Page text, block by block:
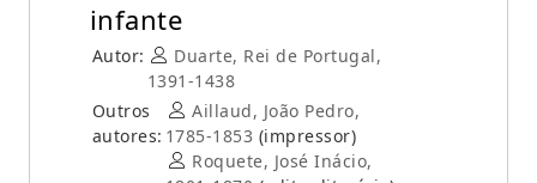
infante
Autor:
Duarte, Rei de Portugal,
1391-1438
Outros
autores:
Aillaud, João Pedro,
1785-1853 (impressor)
Roquete, José Inácio,